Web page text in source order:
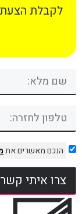
לקבלת הצעת
הנכם מאשרים את
צרו איתי קשר